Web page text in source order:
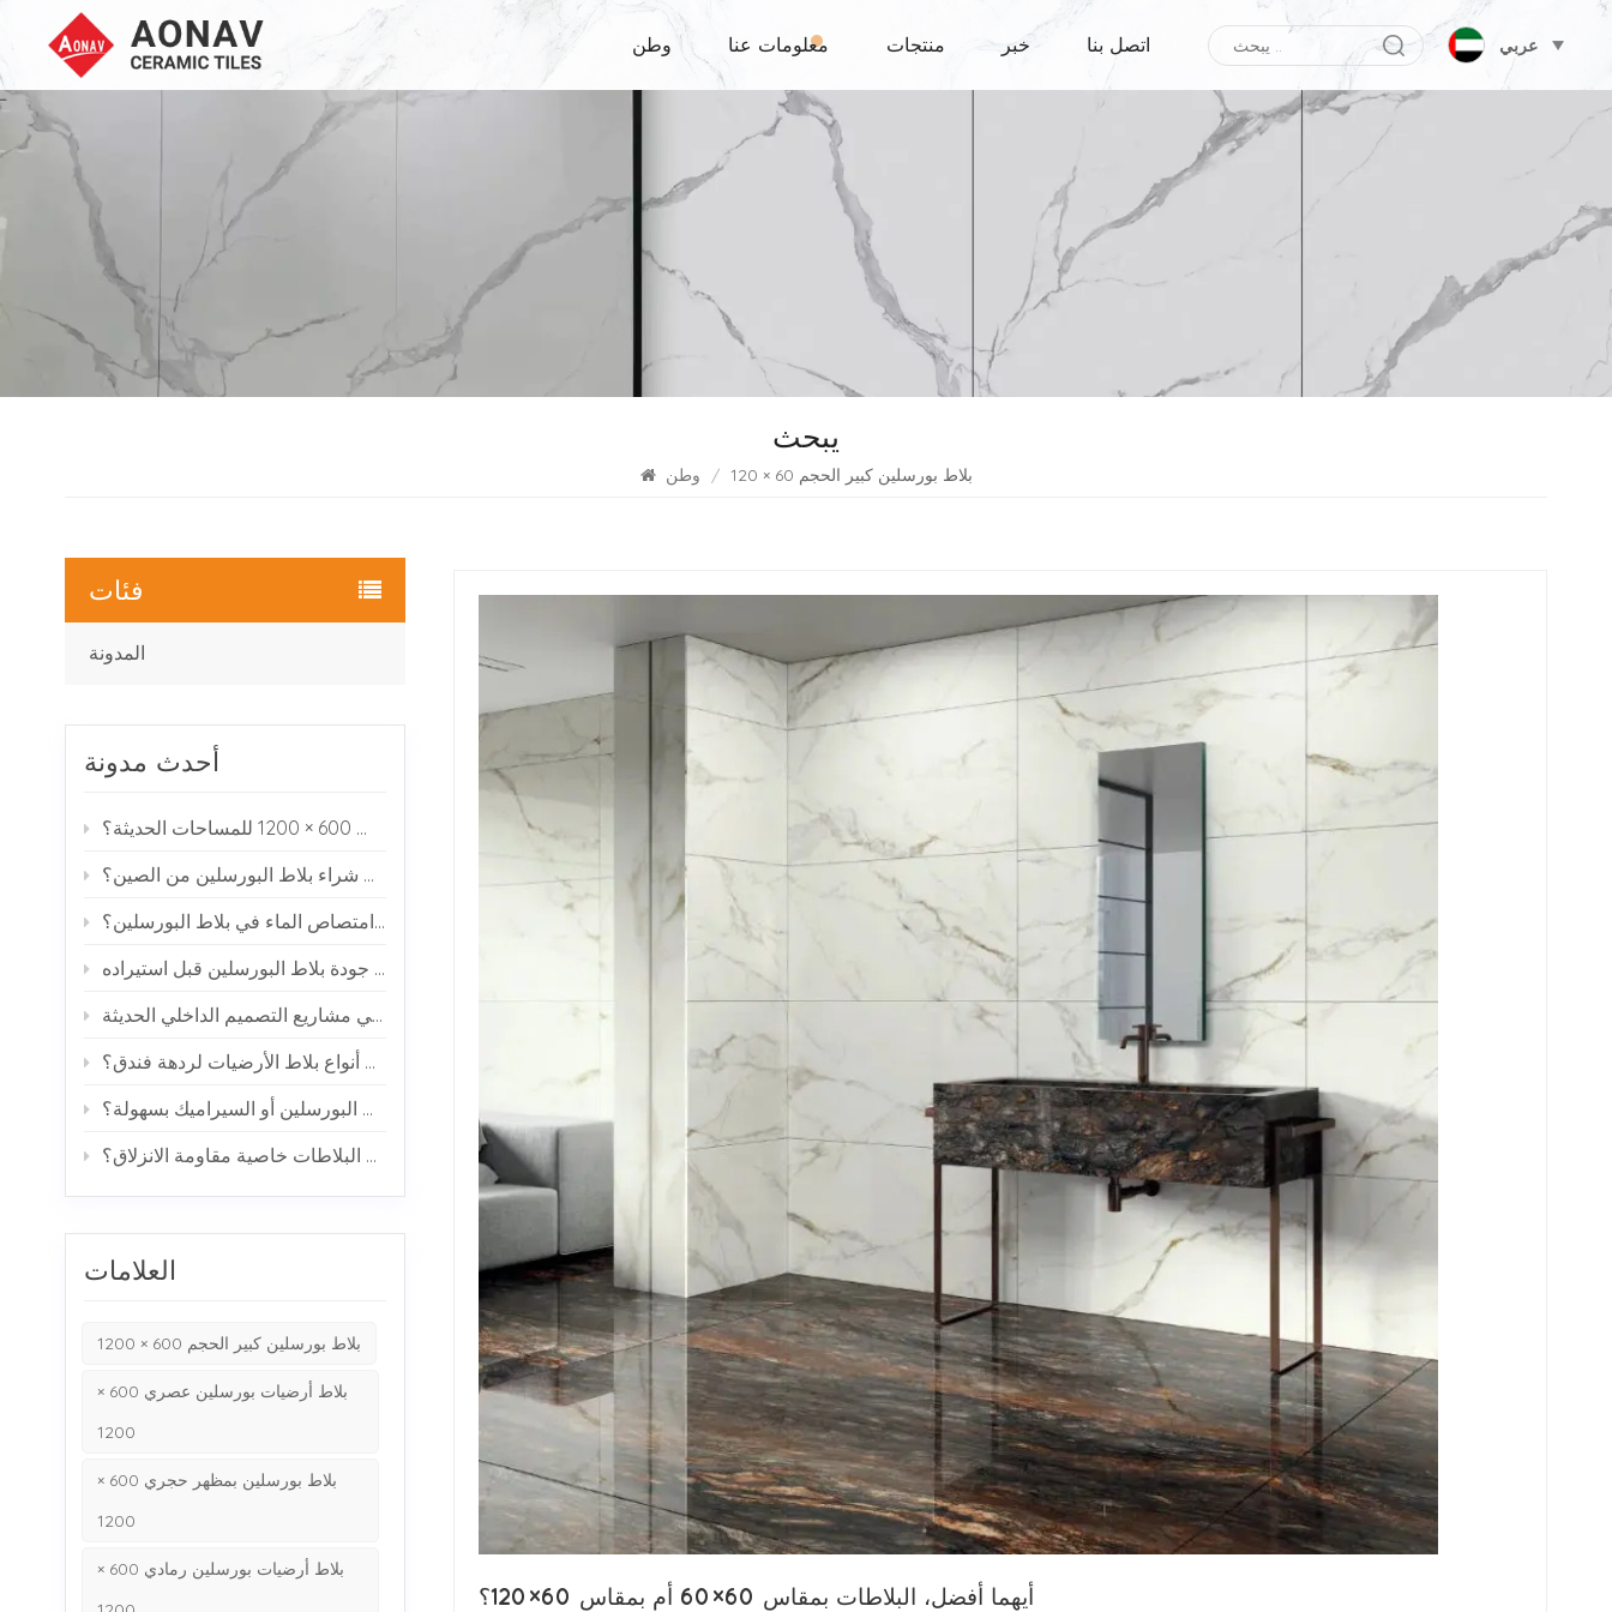
وطن معلومات عنا منتجات خبر اتصل بنا عربي
يبحث
/ بلاط بورسلين كبير الحجم 60 × 120
أيهما أفضل، البلاطات بمقاس 60×60 أم بمقاس 60×120؟
فئات
المدونة
أحدث مدونة
كيف يمكنك شراء بلاط البورسلين من الصين؟
ماذا يعني امتصاص الماء في بلاط البورسلين؟
كيفية فحص جودة بلاط البورسلين قبل استيراده
بلاط البورسلين ذو مظهر الرخام: لماذا يحظى بشعبية في مشاريع التصميم الداخلي الحديثة
ما هي أفضل أنواع بلاط الأرضيات لردهة فندق؟
هل تتشقق بلاطات البورسلين أو السيراميك بسهولة؟
كيف تحقق البلاطات خاصية مقاومة الانزلاق؟
العلامات
بلاط بورسلين كبير الحجم 600 × 1200
بلاط أرضيات بورسلين عصري 600 ×
1200
بلاط بورسلين بمظهر حجري 600 ×
1200
بلاط أرضيات بورسلين رمادي 600 ×